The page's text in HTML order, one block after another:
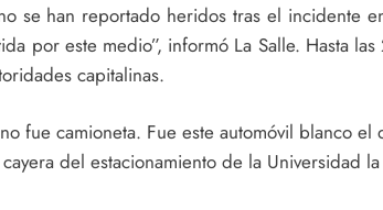
se han reportado heridos tras el incidente
por este medio”, informó La Salle. Hasta
capitalinas.
fue camioneta. Fue este automóvil blanco el
del estacionamiento de la Universidad